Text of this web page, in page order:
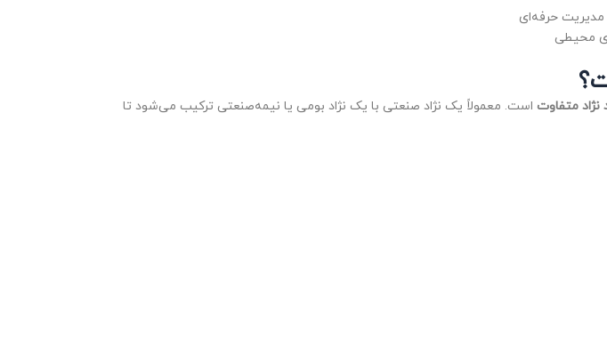
مدیریت حرفه‌ای
محیطی
نژاد متفاوت است. معمولاً یک نژاد صنعتی با یک نژاد بومی یا نیمه‌صنعتی ترکیب می‌شود تا